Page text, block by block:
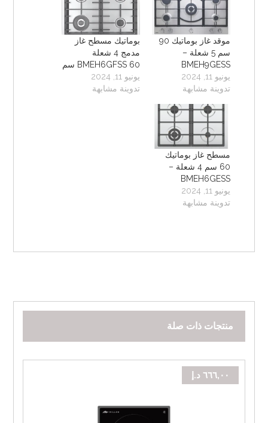
موقد غاز بوماتيك 90
سم 5 شعلة –
BMEH9GESS
يونيو 11, 2024
تدوينة مشابهة
بوماتيك مسطح غاز
مدمج 4 شعلة
BMEH6GFSS 60 سم
يونيو 11, 2024
تدوينة مشابهة
مسطح غاز بوماتيك
60 سم 4 شعلة –
BMEH6GESS
يونيو 11, 2024
تدوينة مشابهة
منتجات ذات صلة
٦٦٦,٠٠ د.إ